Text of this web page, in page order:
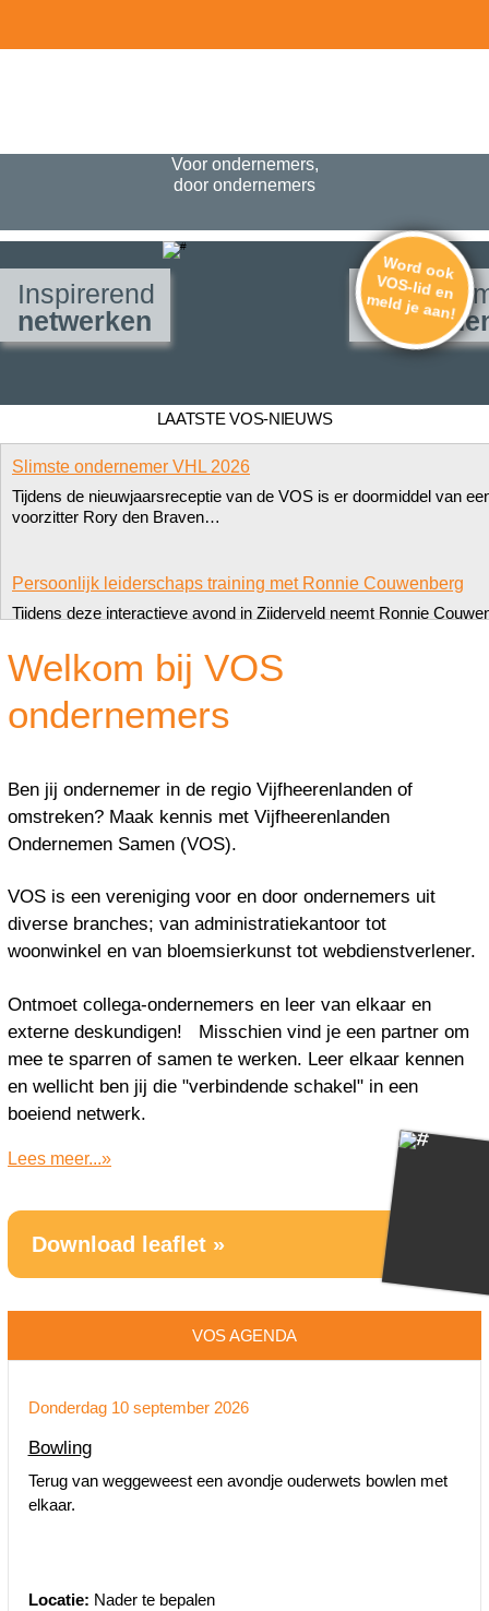
Voor ondernemers,
door ondernemers
W
ord ook
VOS-lid en
m
eld je aan!
Inspirerend
netwerken
LAATSTE VOS-NIEUWS
Slimste ondernemer VHL 2026
Tijdens de nieuwjaarsreceptie van de VOS is er doormiddel van
voorzitter Rory den Braven…
Persoonlijk leiderschaps training met Ronnie Couwenberg
Tijdens deze interactieve avond in Zijderveld neemt Ronnie
Jaarlijkse Barbecue
25 juni was het weer zover de jaarlijkse barbecue van VOS
Welkom bij VOS
ondernemers
Ben jij ondernemer in de regio Vijfheerenlanden of
omstreken? Maak kennis met Vijfheerenlanden
Ondernemen Samen (VOS).
VOS is een vereniging voor en door ondernemers uit
diverse branches; van administratiekantoor tot
woonwinkel en van bloemsierkunst tot webdienstverlener.
Ontmoet collega-ondernemers en leer van elkaar en
externe deskundigen! Misschien vind je een partner om
mee te sparren of samen te werken. Leer elkaar kennen
en wellicht ben jij die "verbindende schakel" in een
boeiend netwerk.
Lees meer...»
Download leaflet »
VOS AGENDA
Donderdag 10 september 2026
Bowling
Terug van weggeweest een avondje ouderwets bowlen met
elkaar.
Locatie: Nader te bepalen